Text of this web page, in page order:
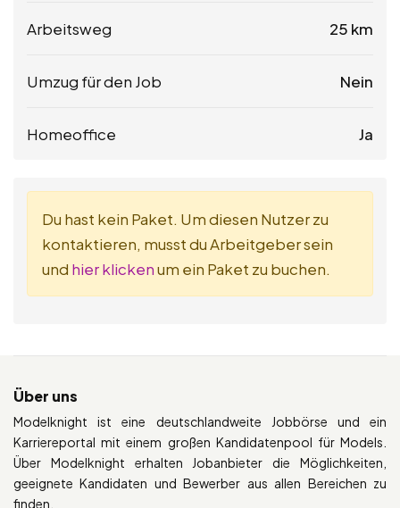
Arbeitsweg 25 km
Umzug für den Job Nein
Homeoffice Ja
Du hast kein Paket. Um diesen Nutzer zu
kontaktieren, musst du Arbeitgeber sein
und hier klickenum ein Paket zu buchen.
Über uns
Modelknight ist eine deutschlandweite Jobbörse und ein
Karriereportal mit einem großen Kandidatenpool für Models.
Über Modelknight erhalten Jobanbieter die Möglichkeiten,
geeignete Kandidaten und Bewerber aus allen Bereichen zu
finden.